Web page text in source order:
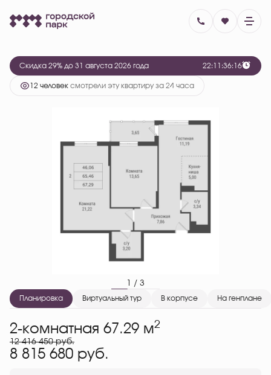
2-комнатная67.29 м 8 815 680 руб.
Ипотека от 36 110 руб.
Скидка 29% до 31 августа 2026 года 22:1 1 :36:1 6
12 человек смотрели эту квартиру за 24 часа
1 / 3
Планировка Виртуальный тур В корпусе На генплане
2-комнатная 67.29 м2
12 416 450 руб.
8 815 680 руб.